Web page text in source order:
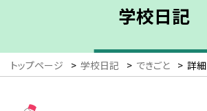
学校日記
トップページ > 学校日記 > できごと > 詳細